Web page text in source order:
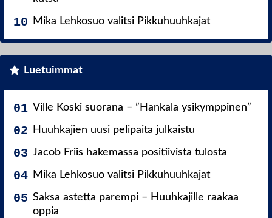
Mika Lehkosuo valitsi Pikkuhuuhkajat
Luetuimmat
Ville Koski suorana – ”Hankala ysikymppinen”
Huuhkajien uusi pelipaita julkaistu
Jacob Friis hakemassa positiivista tulosta
Mika Lehkosuo valitsi Pikkuhuuhkajat
Saksa astetta parempi – Huuhkajille raakaa
oppia